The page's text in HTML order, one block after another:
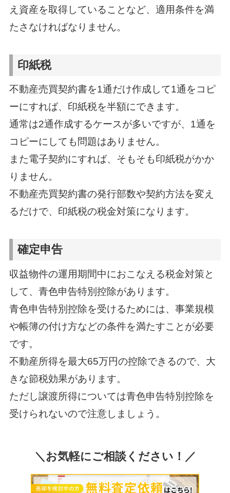
え資産を取得していることなど、適用条件を満
たさなければなりません。
印紙税
不動産売買契約書を1通だけ作成して1通をコピ
ーにすれば、印紙税を半額にできます。
通常は2通作成するケースが多いですが、1通を
コピーにしても問題はありません。
また電子契約にすれば、そもそも印紙税がかか
りません。
不動産売買契約書の発行部数や契約方法を変え
るだけで、印紙税の税金対策になります。
確定申告
収益物件の運用期間中におこなえる税金対策と
して、青色申告特別控除があります。
青色申告特別控除を受けるためには、事業規模
や帳簿の付け方などの条件を満たすことが必要
です。
不動産所得を最大65万円の控除できるので、大
きな節税効果があります。
ただし譲渡所得については青色申告特別控除を
受けられないので注意しましょう。
＼お気軽にご相談ください！／